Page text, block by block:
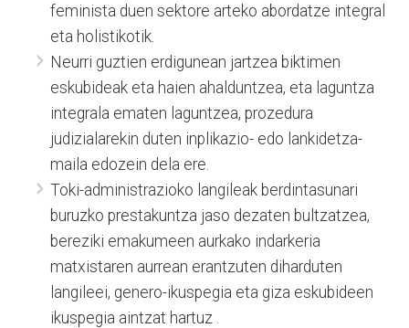
feminista duen sektore arteko abordatze integral
eta holistikotik.
Neurri guztien erdigunean jartzea biktimen
eskubideak eta haien ahalduntzea, eta laguntza
integrala ematen laguntzea, prozedura
judizialarekin duten inplikazio- edo lankidetza-
maila edozein dela ere.
Toki-administrazioko langileak berdintasunari
buruzko prestakuntza jaso dezaten bultzatzea,
bereziki emakumeen aurkako indarkeria
matxistaren aurrean erantzuten diharduten
langileei, genero-ikuspegia eta giza eskubideen
ikuspegia aintzat hartuz .